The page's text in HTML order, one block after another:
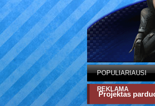
POPULIARIAUSI
REKLAMA
Projektas